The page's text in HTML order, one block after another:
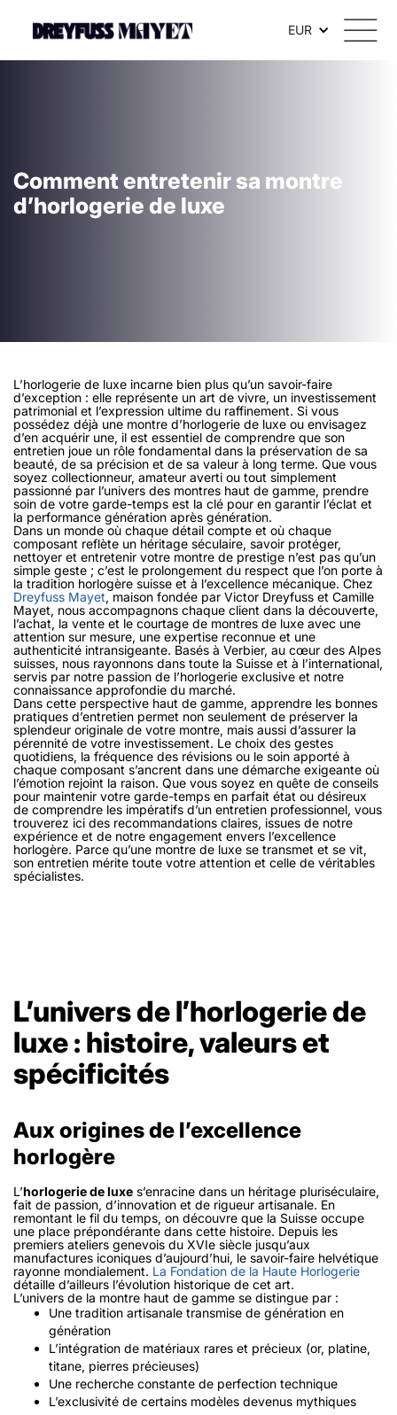
EUR
Comment entretenir sa montre
d’horlogerie de luxe
L’horlogerie de luxe incarne bien plus qu’un savoir-faire
d’exception : elle représente un art de vivre, un investissement
patrimonial et l’expression ultime du raffinement. Si vous
possédez déjà une montre d’horlogerie de luxe ou envisagez
d’en acquérir une, il est essentiel de comprendre que son
entretien joue un rôle fondamental dans la préservation de sa
beauté, de sa précision et de sa valeur à long terme. Que vous
soyez collectionneur, amateur averti ou tout simplement
passionné par l’univers des montres haut de gamme, prendre
soin de votre garde-temps est la clé pour en garantir l’éclat et
la performance génération après génération.
Dans un monde où chaque détail compte et où chaque
composant reflète un héritage séculaire, savoir protéger,
nettoyer et entretenir votre montre de prestige n’est pas qu’un
simple geste ; c’est le prolongement du respect que l’on porte à
la tradition horlogère suisse et à l’excellence mécanique. Chez
Dreyfuss Mayet, maison fondée par Victor Dreyfuss et Camille
Mayet, nous accompagnons chaque client dans la découverte,
l’achat, la vente et le courtage de montres de luxe avec une
attention sur mesure, une expertise reconnue et une
authenticité intransigeante. Basés à Verbier, au cœur des Alpes
suisses, nous rayonnons dans toute la Suisse et à l’international,
servis par notre passion de l’horlogerie exclusive et notre
connaissance approfondie du marché.
Dans cette perspective haut de gamme, apprendre les bonnes
pratiques d’entretien permet non seulement de préserver la
splendeur originale de votre montre, mais aussi d’assurer la
pérennité de votre investissement. Le choix des gestes
quotidiens, la fréquence des révisions ou le soin apporté à
chaque composant s’ancrent dans une démarche exigeante où
l’émotion rejoint la raison. Que vous soyez en quête de conseils
pour maintenir votre garde-temps en parfait état ou désireux
de comprendre les impératifs d’un entretien professionnel, vous
trouverez ici des recommandations claires, issues de notre
expérience et de notre engagement envers l’excellence
horlogère. Parce qu’une montre de luxe se transmet et se vit,
son entretien mérite toute votre attention et celle de véritables
spécialistes.
L’univers de l’horlogerie de
luxe : histoire, valeurs et
spécificités
Aux origines de l’excellence
horlogère
L’horlogerie de luxe s’enracine dans un héritage pluriséculaire,
fait de passion, d’innovation et de rigueur artisanale. En
remontant le fil du temps, on découvre que la Suisse occupe
une place prépondérante dans cette histoire. Depuis les
premiers ateliers genevois du XVIe siècle jusqu’aux
manufactures iconiques d’aujourd’hui, le savoir-faire helvétique
rayonne mondialement. La Fondation de la Haute Horlogerie
détaille d’ailleurs l’évolution historique de cet art.
L’univers de la montre haut de gamme se distingue par :
Une tradition artisanale transmise de génération en
génération
L’intégration de matériaux rares et précieux (or, platine,
titane, pierres précieuses)
Une recherche constante de perfection technique
L’exclusivité de certains modèles devenus mythiques